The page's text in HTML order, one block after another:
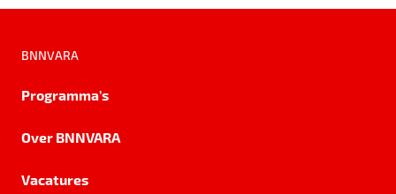
BNNVARA
Programma's
Over BNNVARA
Vacatures